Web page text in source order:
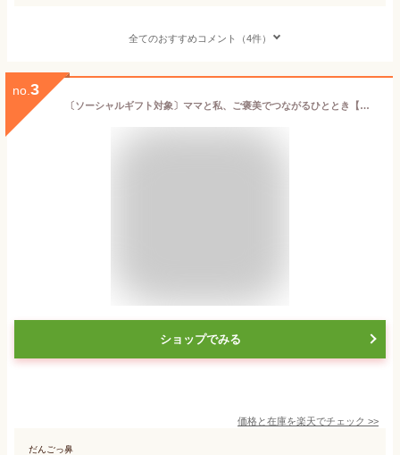
全てのおすすめコメント（4件）
no. 3
〔ソーシャルギフト対象〕ママと私、ご褒美でつながるひととき【公式】 母の日 リンツ Lindt チョコレート リンドール 母の日限定 ブーケボックス 20個入｜母の日 ギフト スイーツ お菓子 洋菓子 チョコ 詰め合わせ 個包装 可愛い 家族（5/9～限定送料無料キャンペーン）
ショップでみる
価格と在庫を楽天でチェック >>
だんごっ鼻